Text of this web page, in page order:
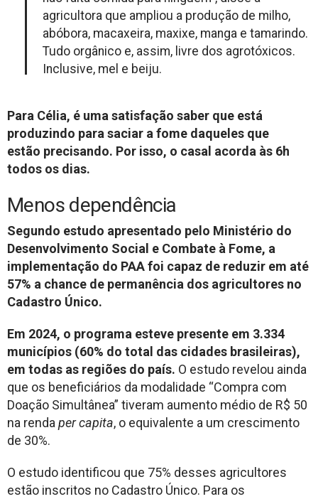
agricultora que ampliou a produção de milho,
abóbora, macaxeira, maxixe, manga e tamarindo.
Tudo orgânico e, assim, livre dos agrotóxicos.
Inclusive, mel e beiju.
Para Célia, é uma satisfação saber que está
produzindo para saciar a fome daqueles que
estão precisando. Por isso, o casal acorda às 6h
todos os dias.
Menos dependência
Segundo estudo apresentado pelo Ministério do
Desenvolvimento Social e Combate à Fome, a
implementação do PAA foi capaz de reduzir em até
57% a chance de permanência dos agricultores no
Cadastro Único.
Em 2024, o programa esteve presente em 3.334
municípios (60% do total das cidades brasileiras),
em todas as regiões do país. O estudo revelou ainda
que os beneficiários da modalidade “Compra com
Doação Simultânea” tiveram aumento médio de R$ 50
na rendaper capita, o equivalente a um crescimento
de 30%.
O estudo identificou que 75% desses agricultores
estão inscritos no Cadastro Único. Para os